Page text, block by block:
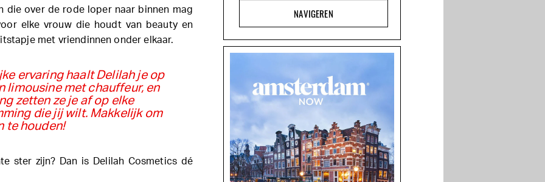
die over de rode loper naar binnen mag
elke vrouw die houdt van beauty en
met vriendinnen onder elkaar.
ervaring haalt Delilah je op
limousine met chauffeur, en
zetten ze je af op elke
die jij wilt. Makkelijk om
te houden!
ster zijn? Dan is Delilah Cosmetics dé
NAVIGEREN